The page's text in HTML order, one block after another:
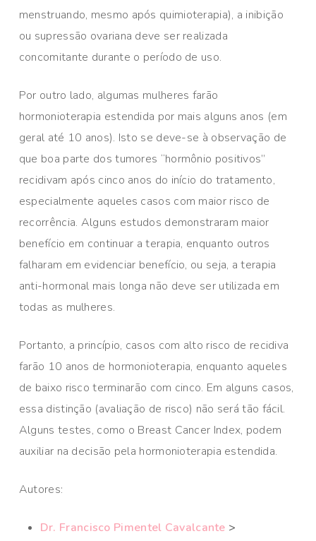
menstruando, mesmo após quimioterapia), a inibição
ou supressão ovariana deve ser realizada
concomitante durante o período de uso.
Por outro lado, algumas mulheres farão
hormonioterapia estendida por mais alguns anos (em
geral até 10 anos). Isto se deve-se à observação de
que boa parte dos tumores “hormônio positivos”
recidivam após cinco anos do início do tratamento,
especialmente aqueles casos com maior risco de
recorrência. Alguns estudos demonstraram maior
benefício em continuar a terapia, enquanto outros
falharam em evidenciar benefício, ou seja, a terapia
anti-hormonal mais longa não deve ser utilizada em
todas as mulheres.
Portanto, a princípio, casos com alto risco de recidiva
farão 10 anos de hormonioterapia, enquanto aqueles
de baixo risco terminarão com cinco. Em alguns casos,
essa distinção (avaliação de risco) não será tão fácil.
Alguns testes, como o Breast Cancer Index, podem
auxiliar na decisão pela hormonioterapia estendida.
Autores:
Dr. Francisco Pimentel Cavalcante >